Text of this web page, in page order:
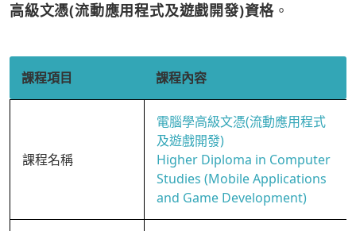
高級文憑(流動應用程式及遊戲開發)資格 。
課程項目 課程內容
課程名稱
電腦學高級文憑(流動應用程式
及遊戲開發)
Higher Diploma in Computer
Studies (Mobile Applications
and Game Development)